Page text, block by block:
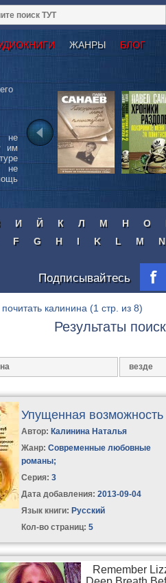
ЖАНРЫ БЛОГ
не
им
не
И Й К Л М Н О
F G H I K L M N
Подписывайтесь
калинина (1 стр. из 8)
Результаты
Упущенная возможность
Автор: Калинина Наталья
Жанр: Современные любовные
романы;
Серия:3
Дата добавления: 2013-09-04
Язык книги: Русский
Кол-во страниц: 5